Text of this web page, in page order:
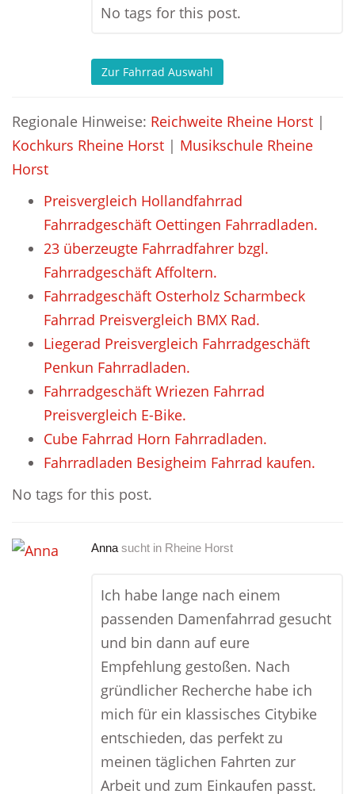
No tags for this post.
Zur Fahrrad Auswahl
Regionale Hinweise: Reichweite Rheine Horst |
Kochkurs Rheine Horst | Musikschule Rheine
Horst
Preisvergleich Hollandfahrrad
Fahrradgeschäft Oettingen Fahrradladen.
23 überzeugte Fahrradfahrer bzgl.
Fahrradgeschäft Affoltern.
Fahrradgeschäft Osterholz Scharmbeck
Fahrrad Preisvergleich BMX Rad.
Liegerad Preisvergleich Fahrradgeschäft
Penkun Fahrradladen.
Fahrradgeschäft Wriezen Fahrrad
Preisvergleich E-Bike.
Cube Fahrrad Horn Fahrradladen.
Fahrradladen Besigheim Fahrrad kaufen.
No tags for this post.
Anna sucht in Rheine Horst
Ich habe lange nach einem
passenden Damenfahrrad gesucht
und bin dann auf eure
Empfehlung gestoßen. Nach
gründlicher Recherche habe ich
mich für ein klassisches Citybike
entschieden, das perfekt zu
meinen täglichen Fahrten zur
Arbeit und zum Einkaufen passt.